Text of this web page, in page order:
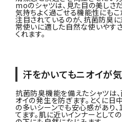
moのシャツは、見た目の美しさ
気持ちよく過ごせる機能性にもこ
注目されているのが、抗菌防臭
常使いに適した自然な使いやす
くれます。
汗をかいてもニオイが
抗菌防臭機能を備えたシャツは
オイの発生を防ぎます。とくに
の多いシーンでも安心感があり
てます。肌に近いインナーとして